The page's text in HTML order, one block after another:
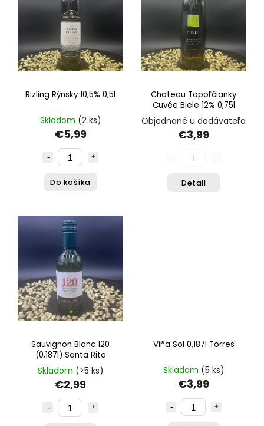
Rizling Rýnsky 10,5% 0,5l
Skladom (2 ks)
€5,99
Do košíka
Chateau Topoľčianky
Cuvée Biele 12% 0,75l
Objednané u dodávateľa
€3,99
Detail
Sauvignon Blanc 120
(0,187l) Santa Rita
Skladom (>5 ks)
€2,99
Viňa Sol 0,187l Torres
Skladom (5 ks)
€3,99